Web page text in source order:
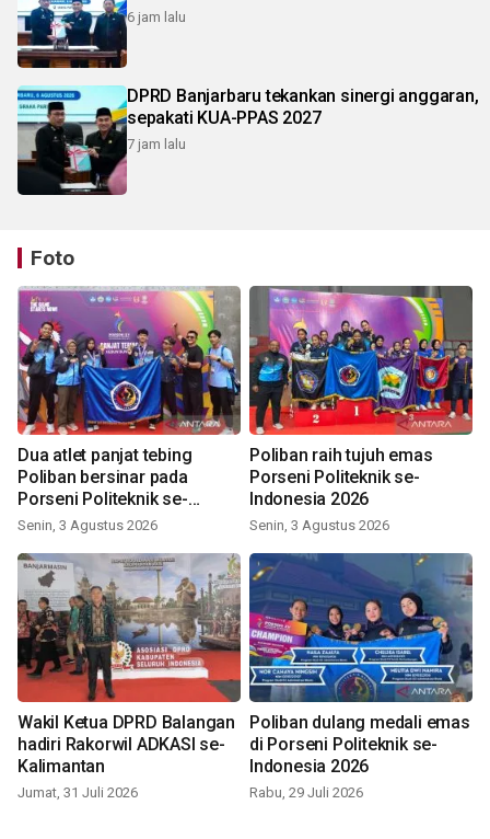
6 jam lalu
DPRD Banjarbaru tekankan sinergi anggaran,
sepakati KUA-PPAS 2027
7 jam lalu
Foto
Dua atlet panjat tebing
Poliban bersinar pada
Porseni Politeknik se-
Indonesia 2026
Senin, 3 Agustus 2026
Poliban raih tujuh emas
Porseni Politeknik se-
Indonesia 2026
Senin, 3 Agustus 2026
Wakil Ketua DPRD Balangan
hadiri Rakorwil ADKASI se-
Kalimantan
Jumat, 31 Juli 2026
Poliban dulang medali emas
di Porseni Politeknik se-
Indonesia 2026
Rabu, 29 Juli 2026